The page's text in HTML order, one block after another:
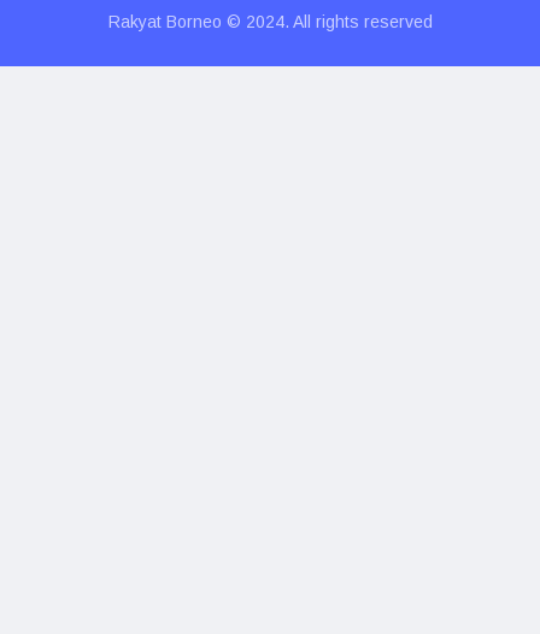
Rakyat Borneo © 2024. All rights reserved